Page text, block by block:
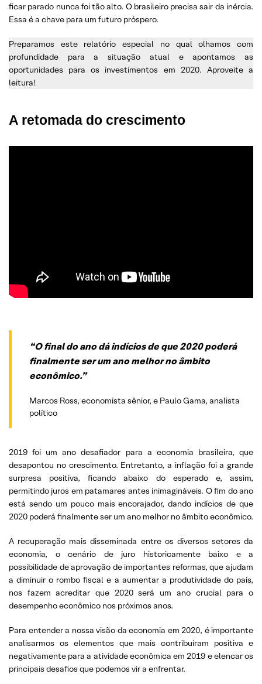
ficar parado nunca foi tão alto. O brasileiro precisa sair da inércia.
Essa é a chave para um futuro próspero.
Preparamos este relatório especial no qual olhamos com
profundidade para a situação atual e apontamos as
oportunidades para os investimentos em 2020. Aproveite a
leitura!
A retomada do crescimento
“O final do ano dá indícios de que 2020 poderá
finalmente ser um ano melhor no âmbito
econômico.”
Marcos Ross, economista sênior, e Paulo Gama, analista
político
2019 foi um ano desafiador para a economia brasileira, que
desapontou no crescimento. Entretanto, a inflação foi a grande
surpresa positiva, ficando abaixo do esperado e, assim,
permitindo juros em patamares antes inimagináveis. O fim do ano
está sendo um pouco mais encorajador, dando indícios de que
2020 poderá finalmente ser um ano melhor no âmbito econômico.
A recuperação mais disseminada entre os diversos setores da
economia, o cenário de juro historicamente baixo e a
possibilidade de aprovação de importantes reformas, que ajudam
a diminuir o rombo fiscal e a aumentar a produtividade do país,
nos fazem acreditar que 2020 será um ano crucial para o
desempenho econômico nos próximos anos.
Para entender a nossa visão da economia em 2020, é importante
analisarmos os elementos que mais contribuíram positiva e
negativamente para a atividade econômica em 2019 e elencar os
principais desafios que podemos vir a enfrentar.